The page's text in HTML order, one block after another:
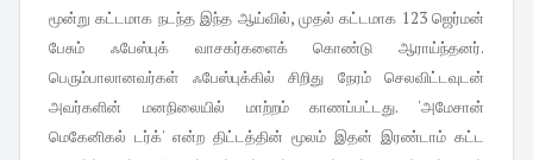
மூன்று கட்டமாக நடந்த இந்த ஆய்வில், முதல் கட்டமாக 123 ஜெர்மன்
பேசும் ஃபேஸ்புக் வாசகர்களைக் கொண்டு ஆராய்ந்தனர்.
பெரும்பாலானவர்கள் ஃபேஸ்புக்கில் சிறிது நேரம் செலவிட்டவுடன்
அவர்களின் மனநிலையில் மாற்றம் காணப்பட்டது. 'அமேசான்
மெகேனிகல் டர்க்' என்ற திட்டத்தின் மூலம் இதன் இரண்டாம் கட்ட